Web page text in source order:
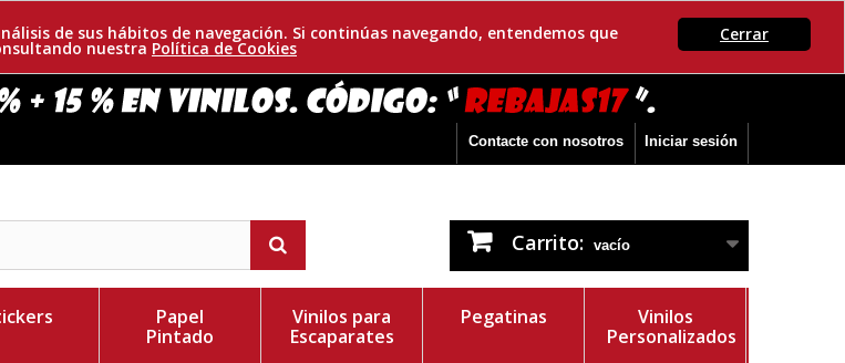
Cerrar
de sus hábitos de navegación. Si continúas navegando, entendemos que
nuestra Política de Cookies
Iniciar sesión
Contacte con nosotros
Carrito: vacío
Papel
Pintado
Vinilos para
Escaparates
Pegatinas
Vinilos
Personalizados